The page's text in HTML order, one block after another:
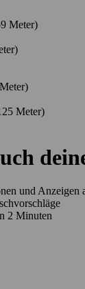
Meter)
Meter)
und Anzeigen
2 Minuten